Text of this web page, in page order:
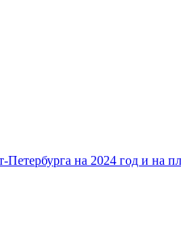
на 2024 год и на